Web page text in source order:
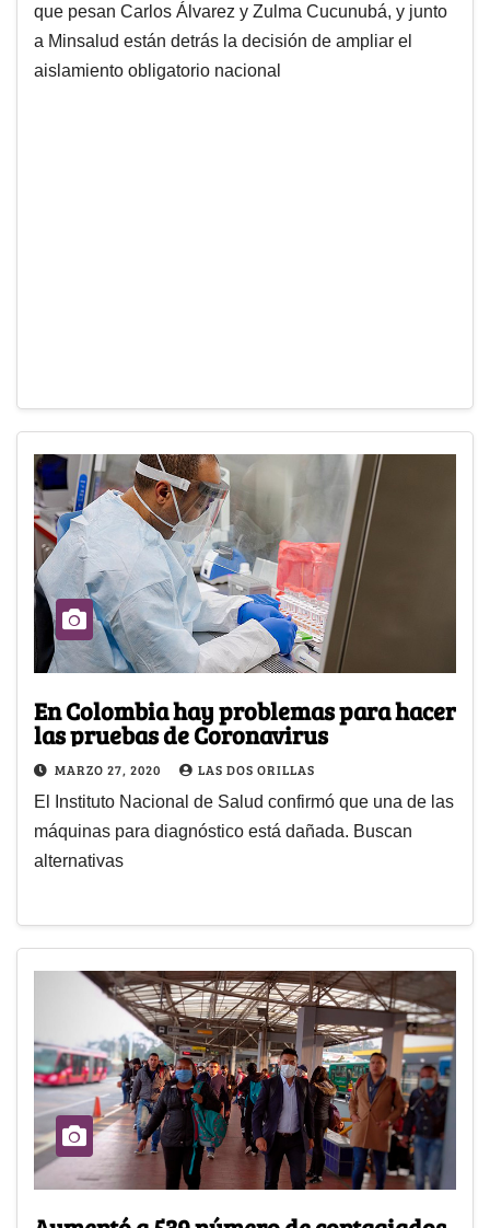
que pesan Carlos Álvarez y Zulma Cucunubá, y junto
a Minsalud están detrás la decisión de ampliar el
aislamiento obligatorio nacional
En Colombia hay problemas para hacer
las pruebas de Coronavirus
MARZO 27, 2020 LAS DOS ORILLAS
El Instituto Nacional de Salud confirmó que una de las
máquinas para diagnóstico está dañada. Buscan
alternativas